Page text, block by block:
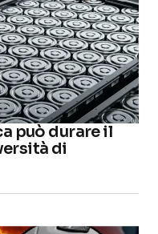
può durare il
di